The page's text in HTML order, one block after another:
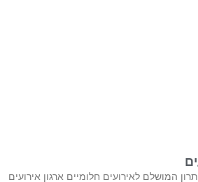
המושלם לאירועים חלומיים ארגון אירועים